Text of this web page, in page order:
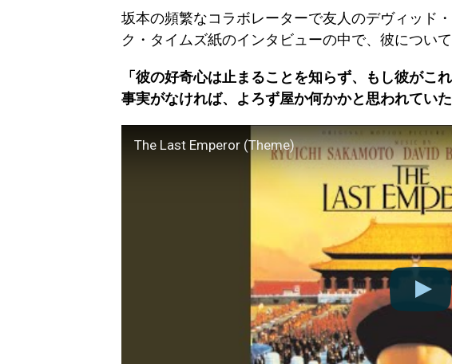
坂本の頻繁なコラボレーターで友人のデヴィッド
ク・タイムズ紙のインタビューの中で、彼について
「彼の好奇心は止まることを知らず、もし彼がこ
事実がなければ、よろず屋か何かかと思われていた
The Last Emperor (Theme)